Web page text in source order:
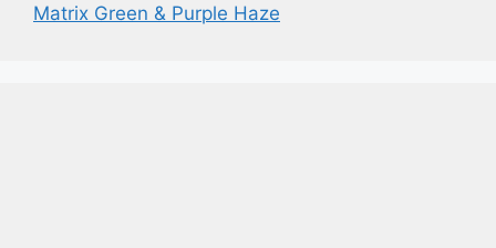
Matrix Green & Purple Haze